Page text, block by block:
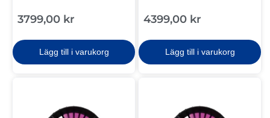
3799,00 kr
Lägg till i varukorg
4399,00 kr
Lägg till i varukorg